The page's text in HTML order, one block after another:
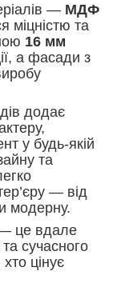
— МДФ
міцністю та
16 мм
а фасади з
додає
у будь-якій
та
— від
модерну.
це вдале
сучасного
цінує